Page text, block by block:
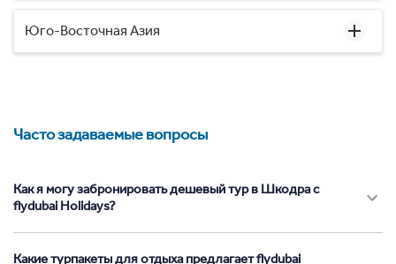
Юго-Восточная Азия
Часто задаваемые вопросы
Как я могу забронировать дешевый тур в Шкодра с
flydubai Holidays?
Какие турпакеты для отдыха предлагает flydubai